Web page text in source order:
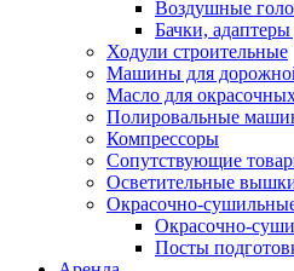
Воздушные
Бачки, адаптеры
Ходули строительные
Машины для
Масло для
Полировальные
Компрессоры
Сопутствующие
Осветительные
Окрасочно-
Окрасочно-
Посты